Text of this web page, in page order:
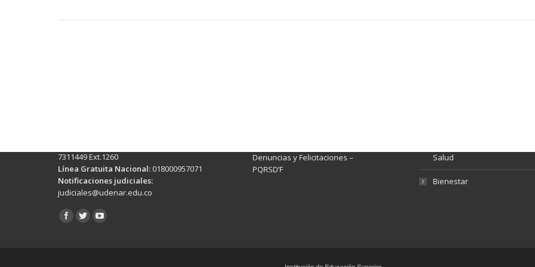
7311449 Ext.1260
Línea Gratuita Nacional: 018000957071
Notificaciones judiciales:
judiciales@udenar.edu.co
Encuéntranos en:
Denuncias y Felicitaciones –
PQRSD’F
Salud
Bienestar